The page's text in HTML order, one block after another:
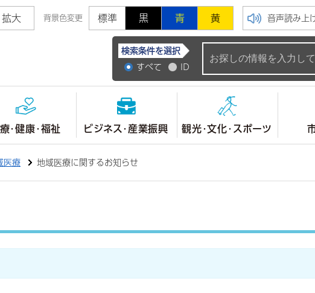
拡大 背景色変更 標準 黒 青 黄 音声読み上
常陸大宮市公式ホームページ
検索条件を選択
すべて
ID
・健康・福祉 ビジネス・産業振興 観光・文化・スポーツ
医療 地域医療に関するお知らせ